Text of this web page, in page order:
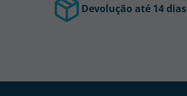
Devolução até 14 dias